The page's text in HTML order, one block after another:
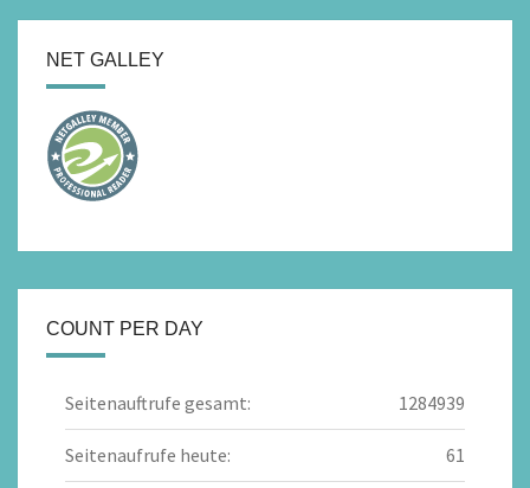
NET GALLEY
COUNT PER DAY
1284939
Seitenauftrufe gesamt:
61
Seitenaufrufe heute: